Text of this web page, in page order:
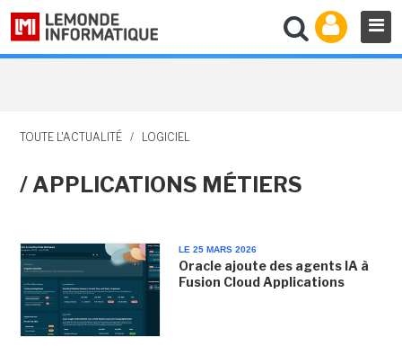
TOUTE L'ACTUALITÉ / LOGICIEL
/ APPLICATIONS MÉTIERS
LE 25 MARS 2026
Oracle ajoute des agents IA à
Fusion Cloud Applications